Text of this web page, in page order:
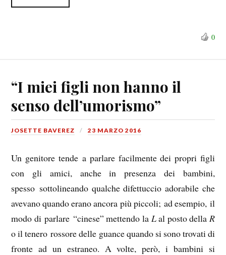
0
“I miei figli non hanno il
senso dell’umorismo”
JOSETTE BAVEREZ 23 MARZO 2016
Un genitore tende a parlare facilmente dei propri figli
con gli amici, anche in presenza dei bambini,
spesso sottolineando qualche difettuccio adorabile che
avevano quando erano ancora più piccoli; ad esempio, il
modo di parlare “cinese” mettendo la Lal posto della R
o il tenero rossore delle guance quando si sono trovati di
fronte ad un estraneo. A volte, però, i bambini si